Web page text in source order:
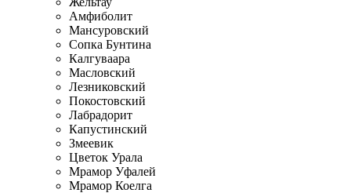
Амфиболит
Мансуровский
Сопка Бунтина
Калгуваара
Масловский
Лезниковский
Покостовский
Лабрадорит
Капустинский
Змеевик
Цветок Урала
Мрамор Уфалей
Мрамор Коелга